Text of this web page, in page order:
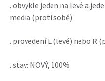
. obvykle jeden na levé a
media (proti sobě)
. provedení L (levé) nebo R
. stav: NOVÝ, 100%